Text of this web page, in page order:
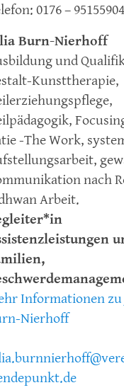
0176 – 95155904
Burn-Nierhoff
und
Kunsttherapie,
-The Work,
nach
Arbeit.
Informationen zu
Nierhoff